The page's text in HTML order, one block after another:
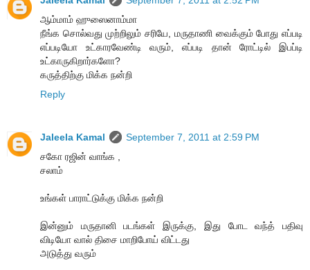
ஆம்மாம் ஹுஸைனாம்மா
நீங்க சொல்வது முற்றிலும் சரியே, மருதாணி வைக்கும் போது எப்படி
எப்படியோ உட்காரவேண்டி வரும், எப்படி தான் ரோட்டில் இபப்டி
உட்காருகிறார்களோ?
கருத்திற்கு மிக்க நன்றி
Reply
Jaleela Kamal
September 7, 2011 at 2:59 PM
சகோ ரஜின் வாங்க ,
சலாம்
உங்கள் பாராட்டுக்கு மிக்க நன்றி
இன்னும் மருதானி படங்கள் இருக்கு, இது போட வந்த் பதிவு
விடியோ வால் திசை மாறிபோய் விட்டது
அடுத்து வரும்